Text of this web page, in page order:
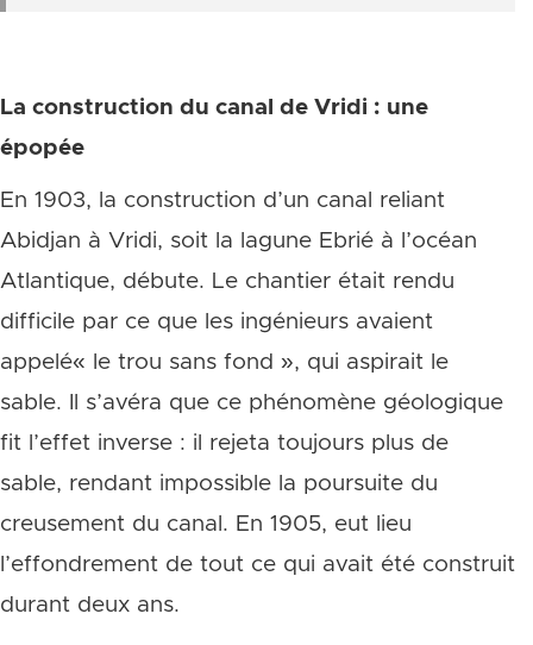
La construction du canal de Vridi : une
épopée
En 1903, la construction d’un canal reliant
Abidjan à Vridi, soit la lagune Ebrié à l’océan
Atlantique, débute. Le chantier était rendu
difficile par ce que les ingénieurs avaient
appelé« le trou sans fond », qui aspirait le
sable. Il s’avéra que ce phénomène géologique
fit l’effet inverse : il rejeta toujours plus de
sable, rendant impossible la poursuite du
creusement du canal. En 1905, eut lieu
l’effondrement de tout ce qui avait été construit
durant deux ans.